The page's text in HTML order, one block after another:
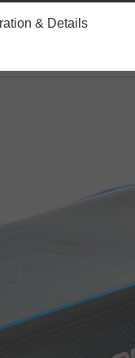
Set
& Details